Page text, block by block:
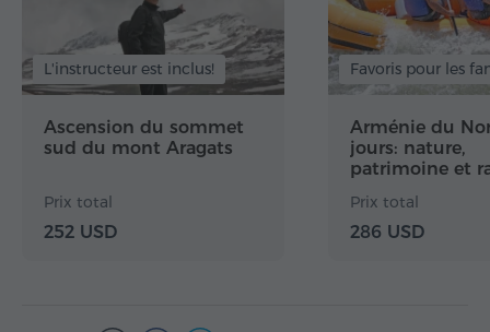
L'instructeur est inclus!
Ascension du sommet
sud du mont Aragats
Prix total
252 USD
Favoris pour les
Arménie du
jours: nature,
patrimoine et
Prix total
286 USD